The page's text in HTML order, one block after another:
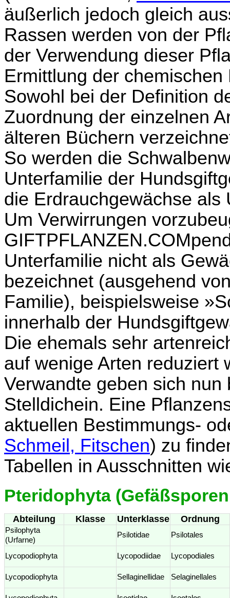
äußerlich jedoch gleich
Rassen werden von der
der Verwendung dieser
Ermittlung der
Sowohl bei der Definition
Zuordnung der einzelnen
älteren Büchern
So werden die
Unterfamilie der
die Erdrauchgewächse
Um Verwirrungen
Unterfamilie nicht als
bezeichnet (ausgehend
Familie), beispielsweise
innerhalb der
Die ehemals sehr
auf wenige Arten reduziert
Verwandte geben sich
Stelldichein. Eine
aktuellen Bestimmungs-
Schmeil, Fitschen) zu
Tabellen in Ausschnitten
Pteridophyta
Abteilung Klasse Unterklasse Ordnung
Psilophyta
(Urfarne)
Psilotidae Psilotales
Lycopodiophyta Lycopodiidae Lycopodiales
Lycopodiophyta Sellaginellidae Selaginellales